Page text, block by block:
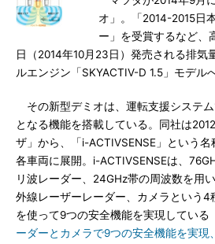
オ」。「2014-2015日
ー」を受賞するなど、
日（2014年10月23日）発売される排気
ルエンジン「SKYACTIV-D 1.5」モデル
その新型デミオは、運転支援システ
となる機能を搭載している。同社は
ザ」から、「i-ACTIVSENSE」という
各車両に展開。i-ACTIVSENSEは、
リ波レーダー、24GHz帯の周波数を用
外線レーザーレーダー、カメラという4
を使って9つの安全機能を実現している
ーダーとカメラで9つの安全機能を実現